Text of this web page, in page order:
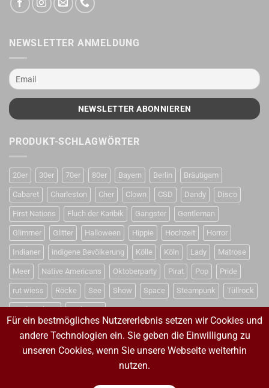
NEWSLETTER ANMELDUNG
PRODUKT-SCHLAGWÖRTER
20er 30er 70er 80er Bayern Berlin Bräutigam
Cabaret Charleston Cher Clown CSD Dandy Disco
First Nations Fluch der Karibik Gangster Gentleman
Glimmer Glitter Halloween Hippie Hochzeit Horror
Indianer indigene Bevölkerung Kölle Köln Lady Matrose
Meer Native Americans Oktoberparty Pirat Pop Pride
rut wiess Röcke See Show Space Steampunk Tüllrock
Weihnachten Weltraum
VERTRAG WIDERRUFEN
Für ein bestmögliches Nutzererlebnis setzen wir Cookies und
andere Technologien ein. Sie geben die Einwilligung zu
unseren Cookies, wenn Sie unsere Webseite weiterhin
nutzen.